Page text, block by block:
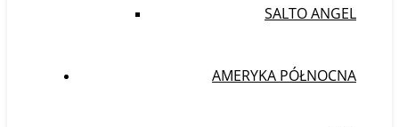
SALTO ANGEL
AMERYKA PÓŁNOCNA